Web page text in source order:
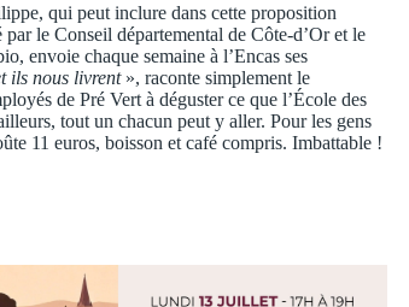
qui peut inclure dans cette proposition
le Conseil départemental de Côte-d’Or et le
envoie chaque semaine à l’Encas ses
ils nous livrent», raconte simplement le
de Pré Vert à déguster ce que l’École des
tout un chacun peut y aller. Pour les gens
11 euros, boisson et café compris. Imbattable !